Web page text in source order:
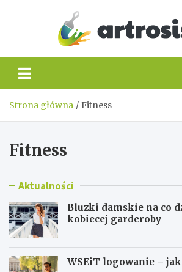
Strona główna Fitness
Fitness
Aktualności
Bluzki damskie na co
kobiecej garderoby
WSEiT logowanie – jak